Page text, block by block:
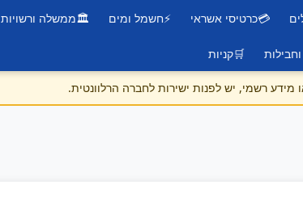
💳כרטיסי אשראי ⚡חשמל ומים 🏛️ממשלה ורשויות
🛒קניות
רשמי, יש לפנות ישירות לחברה הרלוונטית.